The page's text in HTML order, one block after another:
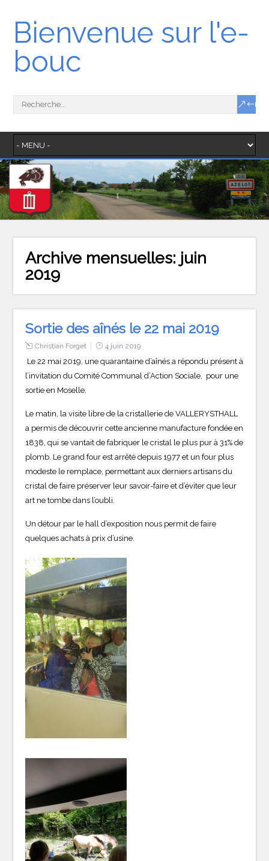
Bienvenue sur l'e-
bouc
Archive mensuelles: juin
2019
Sortie des aînés le 22 mai 2019
Christian Forget 4 juin 2019
Le 22 mai 2019, une quarantaine d’aînés a répondu présent à
l’invitation du Comité Communal d’Action Sociale, pour une
sortie en Moselle.
Le matin, la visite libre de la cristallerie de VALLERYSTHALL
a permis de découvrir cette ancienne manufacture fondée en
1838, qui se vantait de fabriquer le cristal le plus pur à 31% de
plomb. Le grand four est arrêté depuis 1977 et un four plus
modeste le remplace, permettant aux derniers artisans du
cristal de faire préserver leur savoir-faire et d’éviter que leur
art ne tombe dans l’oubli.
Un détour par le hall d’exposition nous permit de faire
quelques achats à prix d’usine.